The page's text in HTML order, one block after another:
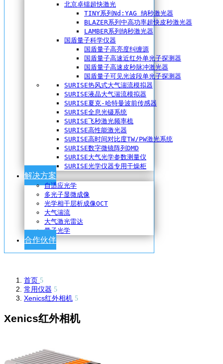
北京卓镭超快激光
TINY系列Nd:YAG 纳秒激光器
BLAZER系列中高功率超快皮秒激光器
LAMBER系列纳秒激光器
国盾量子科学仪器
国盾量子高亮度纠缠源
国盾量子高速近红外单光子探测器
国盾量子高速皮秒脉冲激光器
国盾量子可见光波段单光子探测器
SURISE热风式大气湍流模拟器
SURISE液晶大气湍流模拟器
SURISE夏克-哈特曼波前传感器
SURISE全息光镊系统
SURISE飞秒激光频率梳
SURISE高性能激光器
SURISE高时间对比度TW/PW激光系统
SURISE数字微镜阵列DMD
SURISE大气光学参数测量仪
SURISE光学仪器专用干燥柜
解决方案
自适应光学
多光子显微成像
光学相干层析成像OCT
大气湍流
大气激光雷达
量子光学
合作伙伴
首页
常用仪器
Xenics红外相机
Xenics红外相机